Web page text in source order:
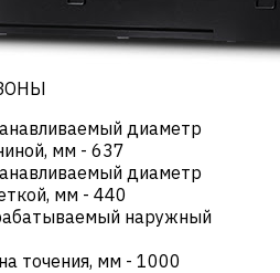
диаметр
мм - 637
диаметр
мм - 440
наружный
точения, мм - 1000